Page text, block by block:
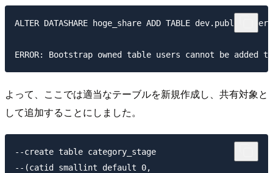
ALTER DATASHARE hoge_share ADD TABLE
よって、ここでは適当なテーブルを新規作成し、共有対象と
して追加することにしました。
--create table category_stage
--(catid smallint default 0,